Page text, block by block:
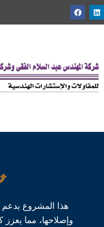
تخطي
إلى
هذا المشروع
وإصلاحها، مما